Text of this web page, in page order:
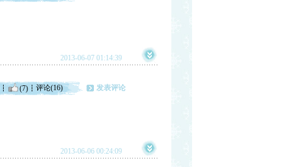
2013-06-07 01:14:39
(7) 评论(16) 发表评论
2013-06-06 00:24:09